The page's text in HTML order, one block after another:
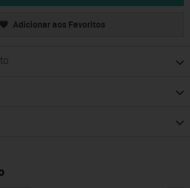
Adicionar aos Favoritos